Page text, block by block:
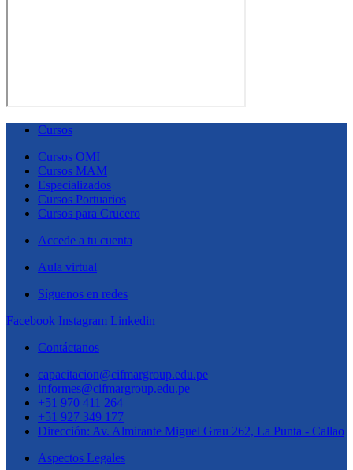
Cursos
Cursos OMI
Cursos MAM
Especializados
Cursos Portuarios
Cursos para Crucero
Accede a tu cuenta
Aula virtual
Síguenos en redes
Facebook Instagram Linkedin
Contáctanos
capacitacion@cifmargroup.edu.pe
informes@cifmargroup.edu.pe
+51 970 411 264
+51 927 349 177
Dirección: Av. Almirante Miguel Grau 262, La Punta - Callao
Aspectos Legales